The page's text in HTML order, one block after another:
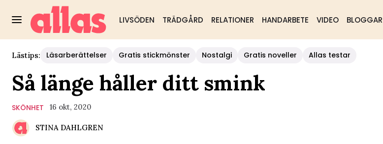
LIVSÖDEN TRÄDGÅRD RELATIONER HANDARBETE VIDEO BLOGGAR
Lästips: Läsarberättelser Gratis stickmönster Nostalgi Gratis noveller Allas testar
Så länge håller ditt smink
SKÖNHET 16 okt, 2020
STINA DAHLGREN